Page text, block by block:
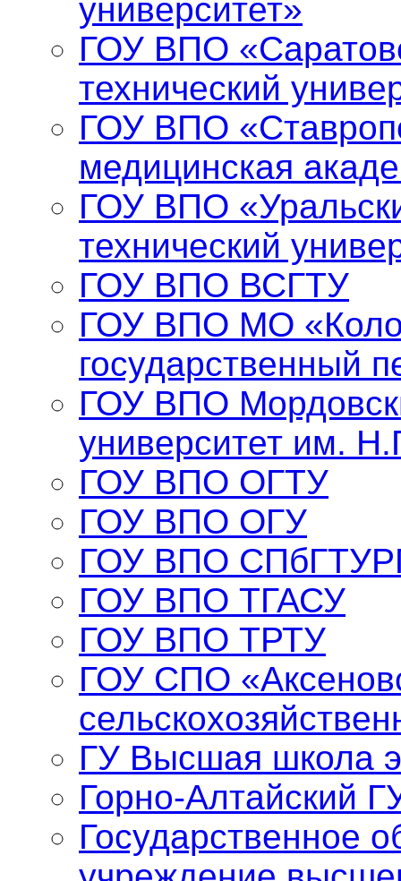
университет»
ГОУ ВПО
технический
ГОУ ВПО
медицинская
ГОУ ВПО
технический
ГОУ ВПО ВСГТУ
ГОУ ВПО МО
государственный
ГОУ ВПО
университет им.
ГОУ ВПО ОГТУ
ГОУ ВПО ОГУ
ГОУ ВПО
ГОУ ВПО ТГАСУ
ГОУ ВПО ТРТУ
ГОУ СПО
ГУ Высшая школа
Горно-Алтайский
Государственное